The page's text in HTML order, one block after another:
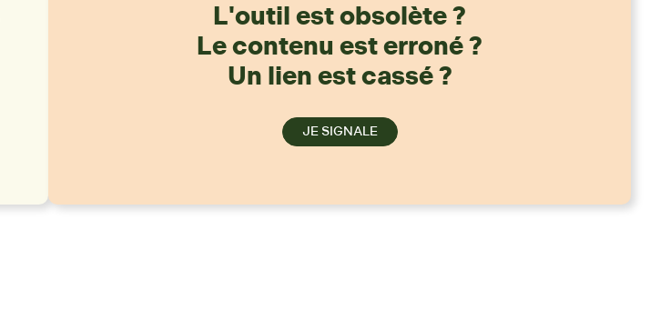
L'outil est obsolète ?
Le contenu est erroné ?
Un lien est cassé ?
JE SIGNALE